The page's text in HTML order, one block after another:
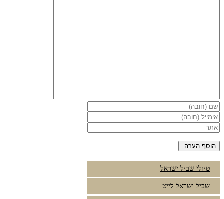
טיולי שביל ישראל
שביל ישראל לייט